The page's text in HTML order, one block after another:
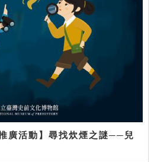
廣活動】尋找炊煙之謎──兒